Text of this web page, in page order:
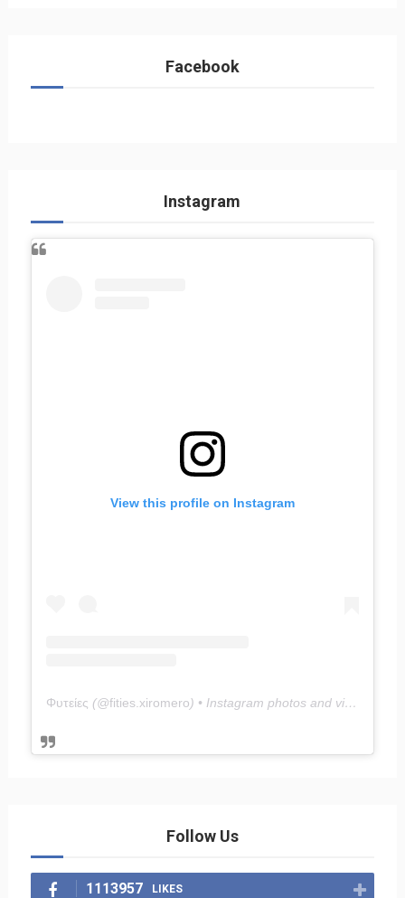
Facebook
Instagram
View this profile on Instagram
Φυτείες (@fities.xiromero) • Instagram photos and videos
Follow Us
1113957 LIKES